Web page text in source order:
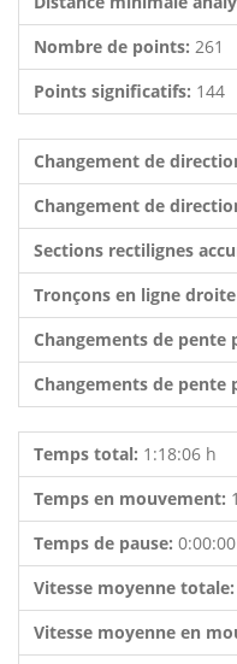
Nombre de points: 261
Points significatifs: 144
Changement de
Changement de
Sections rectilignes
Tronçons en ligne
Changements de pente
Changements de pente
Temps total: 1:18:06 h
Temps en mouvement:
Temps de pause:
Vitesse moyenne totale:
Vitesse moyenne en